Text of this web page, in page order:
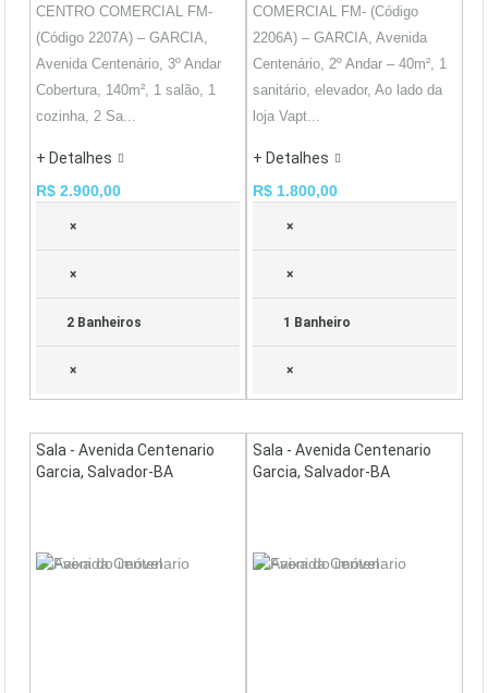
CENTRO COMERCIAL FM-
(Código 2207A) – GARCIA,
Avenida Centenário, 3º Andar
Cobertura, 140m², 1 salão, 1
cozinha, 2 Sa...
+ Detalhes
R$ 2.900,00
×
×
2 Banheiros
×
COMERCIAL FM- (Código
2206A) – GARCIA, Avenida
Centenário, 2º Andar – 40m², 1
sanitário, elevador, Ao lado da
loja Vapt...
+ Detalhes
R$ 1.800,00
×
×
1 Banheiro
×
Sala - Avenida Centenario
Garcia, Salvador-BA
Sala - Avenida Centenario
Garcia, Salvador-BA